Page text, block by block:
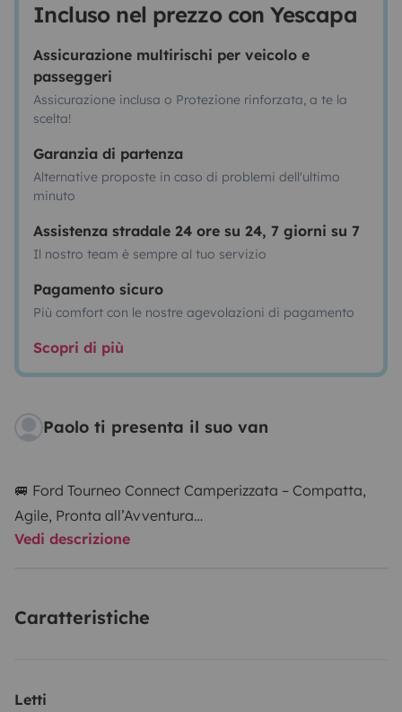
Incluso nel prezzo con Yescapa
Assicurazione multirischi per veicolo e
passeggeri
Assicurazione inclusa o Protezione rinforzata, a te la
scelta!
Garanzia di partenza
Alternative proposte in caso di problemi dell'ultimo
minuto
Assistenza stradale 24 ore su 24, 7 giorni su 7
Il nostro team è sempre al tuo servizio
Pagamento sicuro
Più comfort con le nostre agevolazioni di pagamento
Scopri di più
Paolo ti presenta il suo van
🚐 Ford Tourneo Connect Camperizzata – Compatta,
Agile, Pronta all’Avventura
camperizzata, perfetta per weekend fuori porta, road
Compatta nelle dimensioni ma sorprendentemente
Vedi descrizione
Caratteristiche
Letti